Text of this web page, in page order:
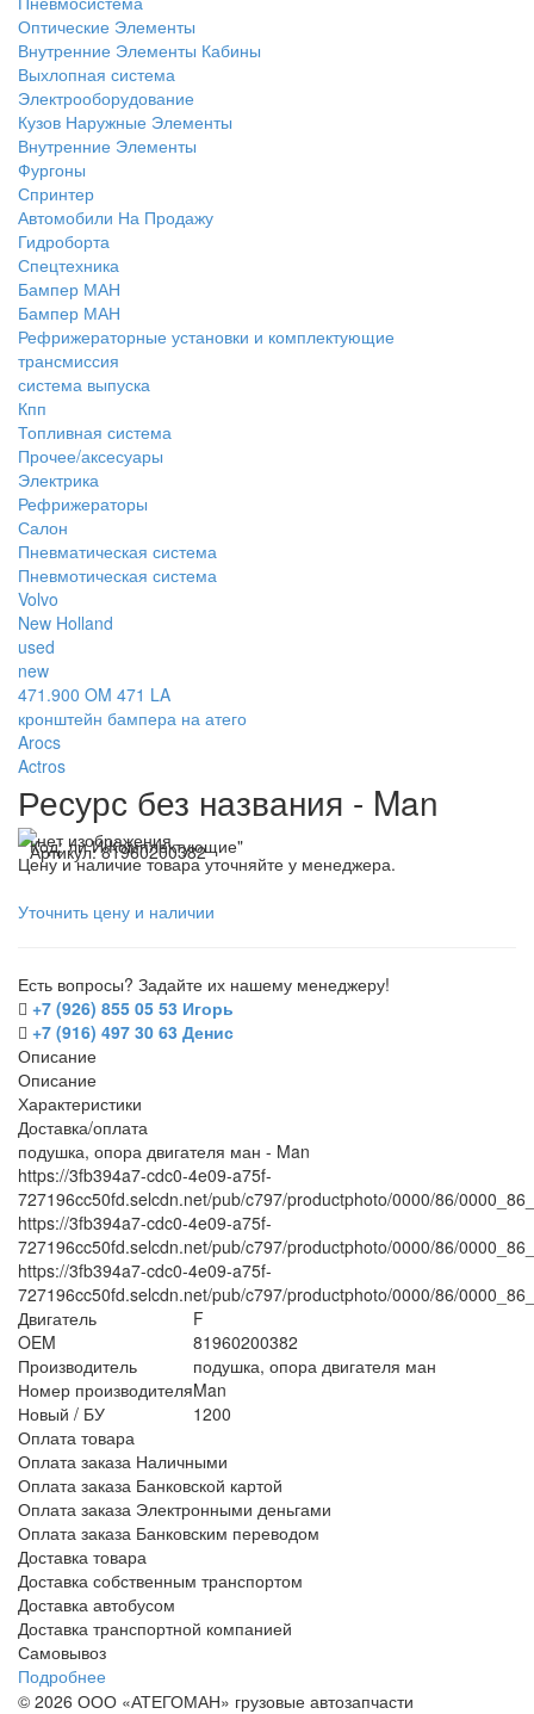
Оптические Элементы
Внутренние Элементы Кабины
Выхлопная система
Электрооборудование
Кузов Наружные Элементы
Внутренние Элементы
Фургоны
Спринтер
Автомобили На Продажу
Гидроборта
Спецтехника
Бампер МАН
Бампер МАН
Рефрижераторные установки и комплектующие
трансмиссия
система выпуска
Кпп
Топливная система
Прочее/аксесуары
Электрика
Рефрижераторы
Салон
Пневматическая система
Пневмотическая система
Volvo
New Holland
used
new
471.900 OM 471 LA
кронштейн бампера на атего
Arocs
Actros
Ресурс без названия - Man
Код:ли И Комплектующие"
Артикул:81960200382
Цену и наличие товара уточняйте у менеджера.
Уточнить цену и наличии
Есть вопросы? Задайте их нашему менеджеру!
+7 (926) 855 05 53 Игорь
+7 (916) 497 30 63 Денис
Описание
Описание
Характеристики
Доставка/оплата
подушка, опора двигателя ман - Man
https://3fb394a7-cdc0-4e09-a75f-
727196cc50fd.selcdn.net/pub/c797/productphoto/0000/86/
https://3fb394a7-cdc0-4e09-a75f-
727196cc50fd.selcdn.net/pub/c797/productphoto/0000/86/
https://3fb394a7-cdc0-4e09-a75f-
727196cc50fd.selcdn.net/pub/c797/productphoto/0000/86/
Двигатель
F
OEM
81960200382
Производитель
подушка, опора двигателя ман
Номер производителяMan
Новый / БУ
1200
Оплата товара
Оплата заказа Наличными
Оплата заказа Банковской картой
Оплата заказа Электронными деньгами
Оплата заказа Банковским переводом
Доставка товара
Доставка собственным транспортом
Доставка автобусом
Доставка транспортной компанией
Самовывоз
Подробнее
© 2026 ООО «АТЕГОМАН» грузовые автозапчасти